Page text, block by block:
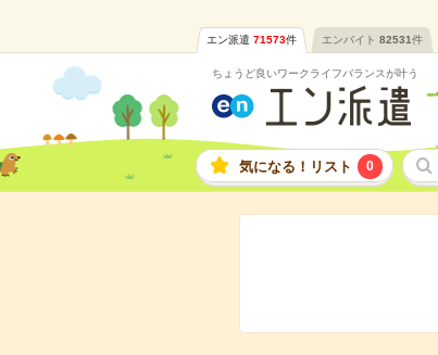
エン派遣 71573件 エンバイト 82531件
ちょうど良いワークライフバランスが叶う
気になる！リスト 0